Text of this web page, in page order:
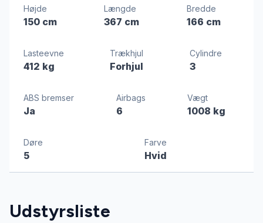
Højde
150 cm
Længde
367 cm
Bredde
166 cm
Lasteevne
412 kg
Trækhjul
Forhjul
Cylindre
3
ABS bremser
Ja
Airbags
6
Vægt
1008 kg
Døre
5
Farve
Hvid
Udstyrsliste